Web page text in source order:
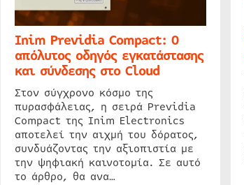
Inim Previdia Compact: Ο
απόλυτος οδηγός εγκατάστασης
και σύνδεσης στο Cloud
Στον σύγχρονο κόσμο της
πυρασφάλειας, η σειρά Previdia
Compact της Inim Electronics
αποτελεί την αιχμή του δόρατος,
συνδυάζοντας την αξιοπιστία με
την ψηφιακή καινοτομία. Σε αυτό
το άρθρο, θα ανα…